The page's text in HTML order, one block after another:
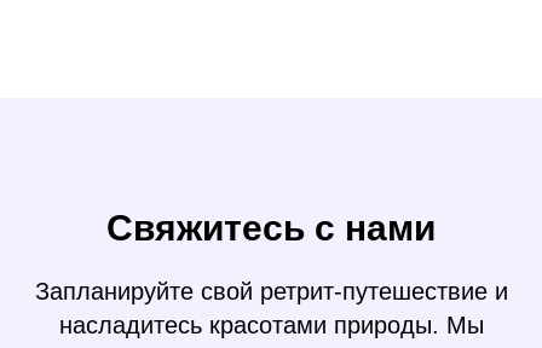
Свяжитесь с нами
Запланируйте свой ретрит-путешествие и
насладитесь красотами природы. Мы